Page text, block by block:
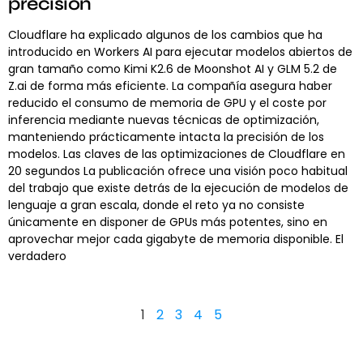
Cloudflare ha explicado algunos de los cambios que ha
introducido en Workers AI para ejecutar modelos abiertos de
gran tamaño como Kimi K2.6 de Moonshot AI y GLM 5.2 de
Z.ai de forma más eficiente. La compañía asegura haber
reducido el consumo de memoria de GPU y el coste por
inferencia mediante nuevas técnicas de optimización,
manteniendo prácticamente intacta la precisión de los
modelos. Las claves de las optimizaciones de Cloudflare en
20 segundos La publicación ofrece una visión poco habitual
del trabajo que existe detrás de la ejecución de modelos de
lenguaje a gran escala, donde el reto ya no consiste
únicamente en disponer de GPUs más potentes, sino en
aprovechar mejor cada gigabyte de memoria disponible. El
verdadero
1 2 3 4 5